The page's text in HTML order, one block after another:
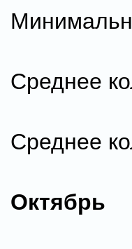
Среднее
Среднее
Октябрь